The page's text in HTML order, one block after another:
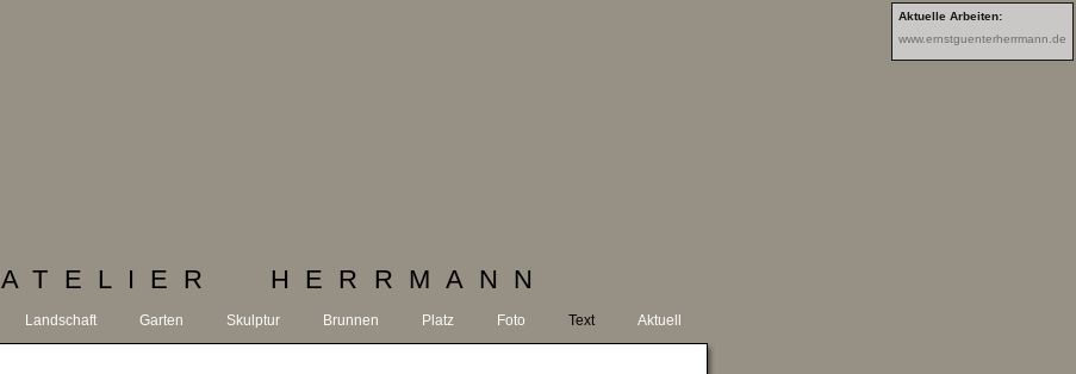
ATELIER HERRMANN
Landschaft Garten Skulptur Brunnen Platz Foto Text Aktuell
Aktuelle Arbeiten:
www.ernstguenterherrmann.de